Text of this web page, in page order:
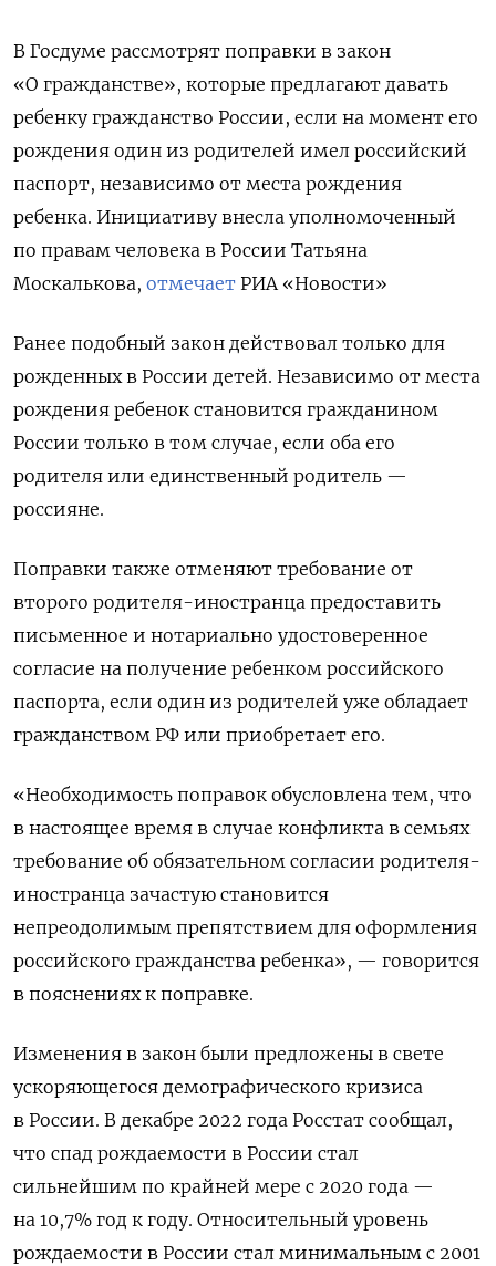
В Госдуме рассмотрят поправки в закон
«О гражданстве», которые предлагают давать
ребенку гражданство России, если на момент его
рождения один из родителей имел российский
паспорт, независимо от места рождения
ребенка. Инициативу внесла уполномоченный
по правам человека в России Татьяна
Москалькова, отмечает РИА «Новости»
Ранее подобный закон действовал только для
рожденных в России детей. Независимо от места
рождения ребенок становится гражданином
России только в том случае, если оба его
родителя или единственный родитель —
россияне.
Поправки также отменяют требование от
второго родителя-иностранца предоставить
письменное и нотариально удостоверенное
согласие на получение ребенком российского
паспорта, если один из родителей уже обладает
гражданством РФ или приобретает его.
«Необходимость поправок обусловлена тем, что
в настоящее время в случае конфликта в семьях
требование об обязательном согласии родителя-
иностранца зачастую становится
непреодолимым препятствием для оформления
российского гражданства ребенка», — говорится
в пояснениях к поправке.
Изменения в закон были предложены в свете
ускоряющегося демографического кризиса
в России. В декабре 2022 года Росстат сообщал,
что спад рождаемости в России стал
сильнейшим по крайней мере с 2020 года —
на 10,7% год к году. Относительный уровень
рождаемости в России стал минимальным с 2001